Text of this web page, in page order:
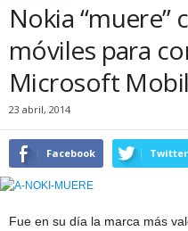
Nokia “muere”
móviles para
Microsoft
23 abril, 2014
Facebook Twitter
Fue en su día la marca más